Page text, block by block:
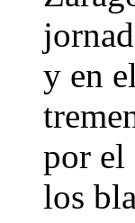
y en
por el
los